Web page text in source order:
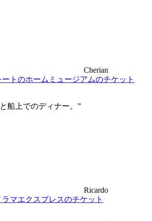
Cherian
トのホームミュージアムのチケット
船上でのディナー。”
Ricardo
マエクスプレスのチケット